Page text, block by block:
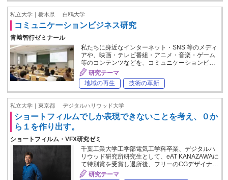
私立大学｜栃木県 白鴎大学
コミュニケーションビジネス研究
青﨑智行ゼミナール
私たちに身近なインターネット・SNS 等のメディ
アや、映画・テレビ番組・アニメ・音楽・ゲーム
等のコンテンツなどを、コミュニケーションビ…
研究テーマ
地域の再生
技術の革新
私立大学｜東京都 デジタルハリウッド大学
ショートフィルムでしか表現できないことを考え、０か
ら１を作り出す。
ショートフィルム・VFX研究ゼミ
千葉工業大学工学部電気工学科卒業、デジタルハ
リウッド研究所研究生として、eAT KANAZAWAに
て特別賞を受賞し退所後、フリーのCGデザイナ…
研究テーマ